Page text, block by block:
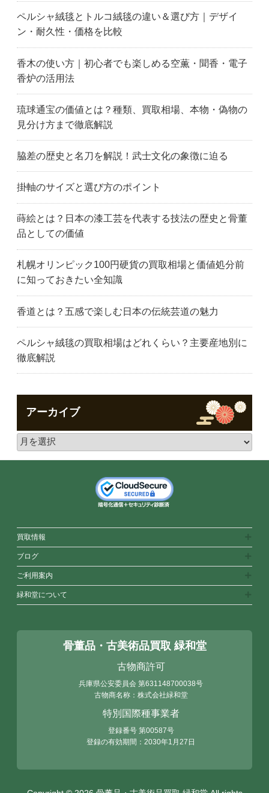
ペルシャ絨毯とトルコ絨毯の違い＆選び方｜デザイ
ン・耐久性・価格を比較
香木の使い方｜初心者でも楽しめる空薫・聞香・電子
香炉の活用法
琉球通宝の価値とは？種類、買取相場、本物・偽物の
見分け方まで徹底解説
脇差の歴史と名刀を解説！武士文化の象徴に迫る
掛軸のサイズと選び方のポイント
蒔絵とは？日本の漆工芸を代表する技法の歴史と骨董
品としての価値
札幌オリンピック100円硬貨の買取相場と価値処分前
に知っておきたい全知識
香道とは？五感で楽しむ日本の伝統芸道の魅力
ペルシャ絨毯の買取相場はどれくらい？主要産地別に
徹底解説
アーカイブ
買取情報
ブログ
ご利用案内
緑和堂について
骨董品・古美術品買取 緑和堂
古物商許可
兵庫県公安委員会 第631148700038号
古物商名称：株式会社緑和堂
特別国際種事業者
登録番号 第00587号
登録の有効期間：2030年1月27日